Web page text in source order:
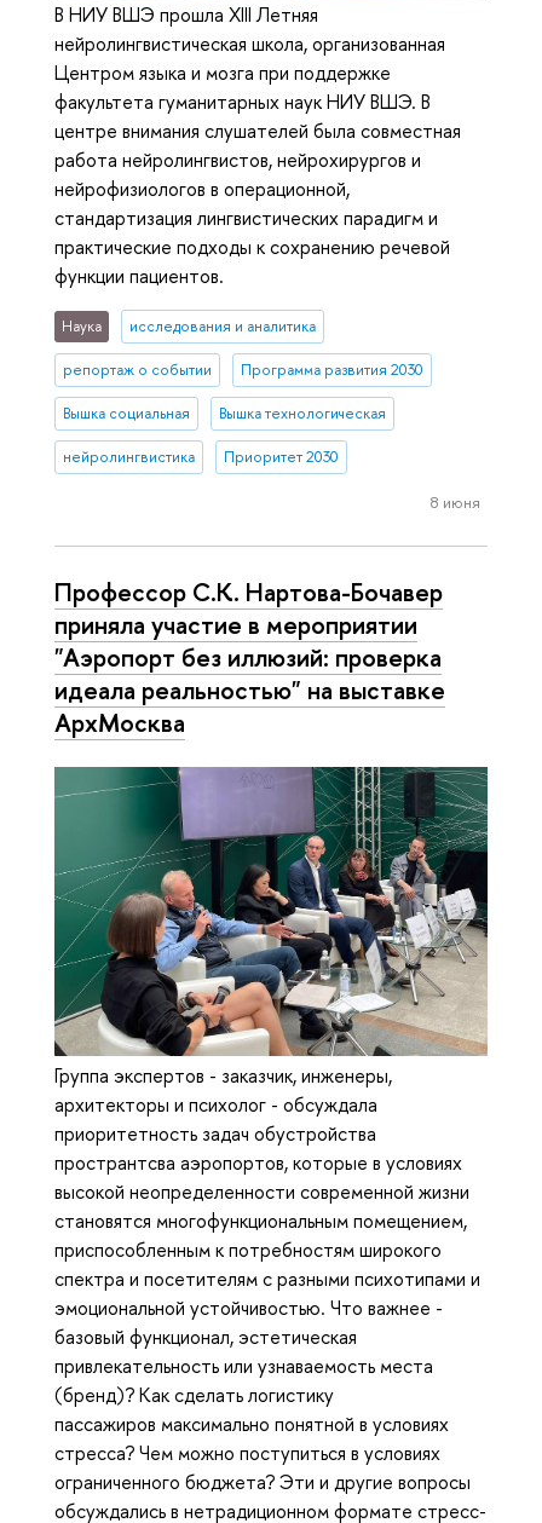
В НИУ ВШЭ прошла XIII Летняя
нейролингвистическая школа, организованная
Центром языка и мозга при поддержке
факультета гуманитарных наук НИУ ВШЭ. В
центре внимания слушателей была совместная
работа нейролингвистов, нейрохирургов и
нейрофизиологов в операционной,
стандартизация лингвистических парадигм и
практические подходы к сохранению речевой
функции пациентов.
Наука исследования и аналитика
репортаж о событии Программа развития 2030
Вышка социальная Вышка технологическая
нейролингвистика Приоритет 2030
8 июня
Профессор С.К. Нартова-Бочавер
приняла участие в мероприятии
"Аэропорт без иллюзий: проверка
идеала реальностью" на выставке
АрхМосква
Группа экспертов - заказчик, инженеры,
архитекторы и психолог - обсуждала
приоритетность задач обустройства
пространтсва аэропортов, которые в условиях
высокой неопределенности современной жизни
становятся многофункциональным помещением,
приспособленным к потребностям широкого
спектра и посетителям с разными психотипами и
эмоциональной устойчивостью. Что важнее -
базовый функционал, эстетическая
привлекательность или узнаваемость места
(бренд)? Как сделать логистику
пассажиров максимально понятной в условиях
стресса? Чем можно поступиться в условиях
ограниченного бюджета? Эти и другие вопросы
обсуждались в нетрадиционном формате стресс-